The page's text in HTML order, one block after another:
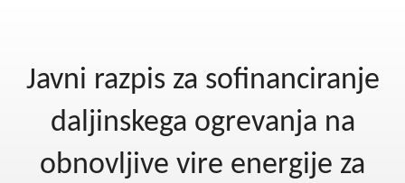
Kohezija do 2020
Po 2020
Seznam projektov
Javni razpis za sofinanciranje
daljinskega ogrevanja na
obnovljive vire energije za